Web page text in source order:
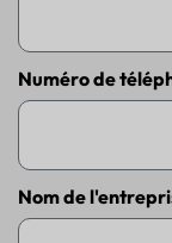
Numéro de
Nom de